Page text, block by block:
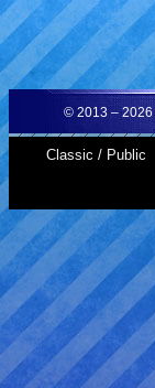
© 2013 – 2026
Classic / Public